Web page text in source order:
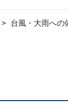
台風・大雨への